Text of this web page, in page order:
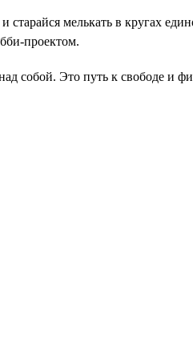
мелькать в кругах
проектом.
собой. Это путь к свободе и